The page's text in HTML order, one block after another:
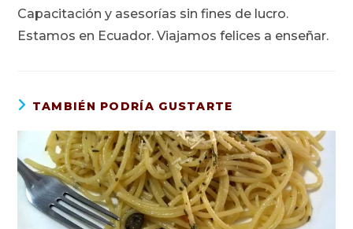
Capacitación y asesorías sin fines de lucro.
Estamos en Ecuador. Viajamos felices a enseñar.
TAMBIÉN PODRÍA GUSTARTE